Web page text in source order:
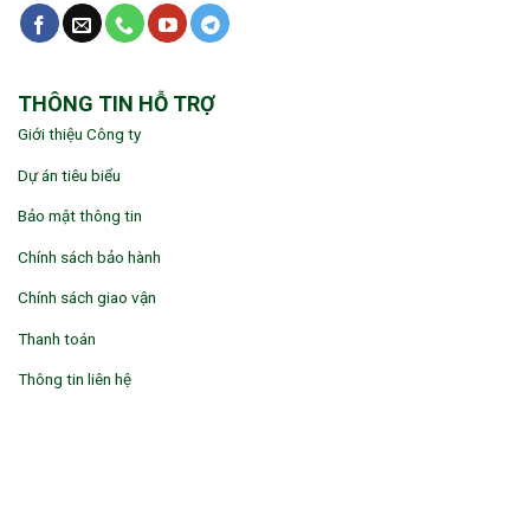
THÔNG TIN HỖ TRỢ
Giới thiệu Công ty
Dự án tiêu biểu
Bảo mật thông tin
Chính sách bảo hành
Chính sách giao vận
Thanh toán
Thông tin liên hệ